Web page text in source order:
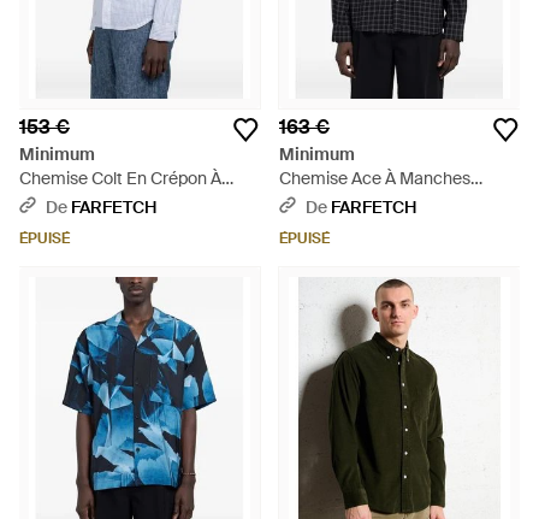
153 €
Minimum
Chemise Colt En Crépon À
Rayures - Blanc
De FARFETCH
ÉPUISÉ
163 €
Minimum
Chemise Ace À Manches
Longues - Bleu
De FARFETCH
ÉPUISÉ